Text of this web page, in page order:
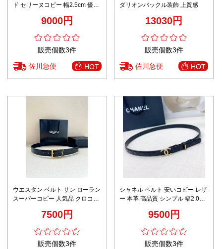
ド セリーヌコピー 幅2.5cm 優雅
9000円
販売個数3件
佐川急便 HOT
ダリオンバックル装飾 上質感
13030円
販売個数3件
佐川急便 HOT
ウエスタン ベルト サン ローラン
スーパーコピー 人気品 クロコダ
ディース ブラック
7500円
販売個数3件
シャネル ベルト 安いコピー レザ
ー 本革 高品質 シンプル 幅2.0cm
9500円
販売個数3件